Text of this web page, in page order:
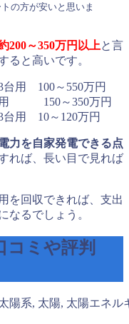
の方が安いと思いま
200～350万円以上と言
ると高いです。
台用 100～550万円
150～350万円
～120万円
力を自家発電できる点
れば、長い目で見れば
を回収できれば、支出
なるでしょう。
コミや評判